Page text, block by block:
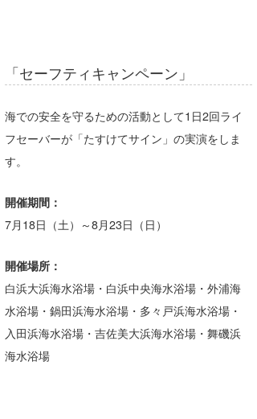
「セーフティキャンペーン」
海での安全を守るための活動として1日2回ライ
フセーバーが「たすけてサイン」の実演をしま
す。
開催期間：
7月18日（土）～8月23日（日）
開催場所：
白浜大浜海水浴場・白浜中央海水浴場・外浦海
水浴場・鍋田浜海水浴場・多々戸浜海水浴場・
入田浜海水浴場・吉佐美大浜海水浴場・舞磯浜
海水浴場
SancheZ
ゴン
米山予報士
予報士 hiro.
Mr.K
chappy
Romisea